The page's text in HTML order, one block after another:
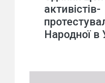
активістів-
Народної в